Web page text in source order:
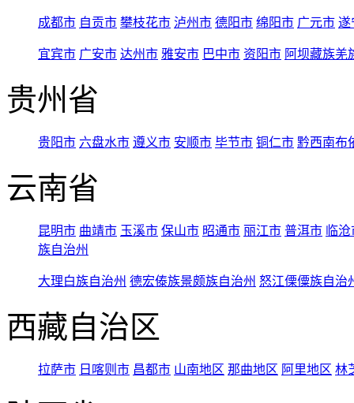
成都市 自贡市 攀枝花市 泸州市 德阳市 绵阳市 广元市 遂
宜宾市 广安市 达州市 雅安市 巴中市 资阳市 阿坝藏族羌
贵州省
贵阳市 六盘水市 遵义市 安顺市 毕节市 铜仁市 黔西南布
云南省
昆明市 曲靖市 玉溪市 保山市 昭通市 丽江市 普洱市 临
族自治州
大理白族自治州 德宏傣族景颇族自治州 怒江傈僳族自治
西藏自治区
拉萨市 日喀则市 昌都市 山南地区 那曲地区 阿里地区 林